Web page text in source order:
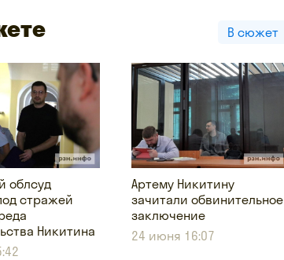
В сюжет
облсуд
стражей
Никитина
Артему Никитину
зачитали обвинительное
заключение
24 июня 16:07